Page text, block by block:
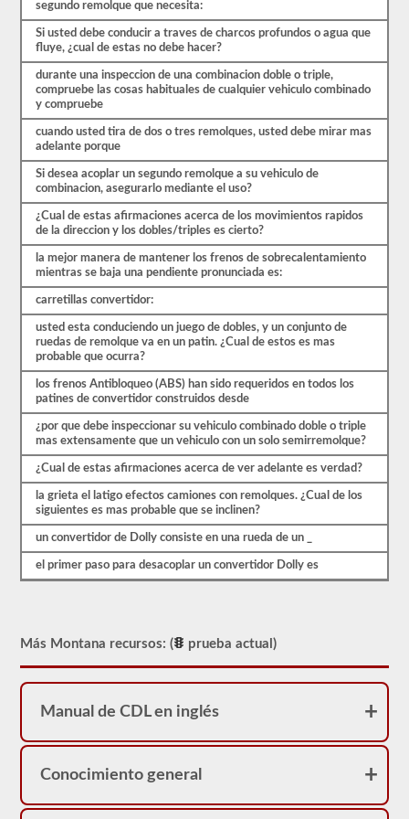
CDL.
El
examen
sí
tendrá
preguntas
de
opción
múltiple,
menos
80%
(16
de
20)
para
aprobar
examen
de
dobles
triples.
Nuestras
pruebas
práctica
CDL
basan
por
de
opción
múltiple
y
una
para
bien.
segundo remolque que necesita:
Si usted debe conducir a traves de charcos profundos o agua que
fluye, ¿cual de estas no debe hacer?
durante una inspeccion de una combinacion doble o triple,
compruebe las cosas habituales de cualquier vehiculo combinado
y compruebe
cuando usted tira de dos o tres remolques, usted debe mirar mas
adelante porque
Si desea acoplar un segundo remolque a su vehiculo de
combinacion, asegurarlo mediante el uso?
¿Cual de estas afirmaciones acerca de los movimientos rapidos
de la direccion y los dobles/triples es cierto?
la mejor manera de mantener los frenos de sobrecalentamiento
mientras se baja una pendiente pronunciada es:
carretillas convertidor:
usted esta conduciendo un juego de dobles, y un conjunto de
ruedas de remolque va en un patin. ¿Cual de estos es mas
probable que ocurra?
los frenos Antibloqueo (ABS) han sido requeridos en todos los
patines de convertidor construidos desde
¿por que debe inspeccionar su vehiculo combinado doble o triple
mas extensamente que un vehiculo con un solo semirremolque?
¿Cual de estas afirmaciones acerca de ver adelante es verdad?
la grieta el latigo efectos camiones con remolques. ¿Cual de los
siguientes es mas probable que se inclinen?
un convertidor de Dolly consiste en una rueda de un _
el primer paso para desacoplar un convertidor Dolly es
Más Montana recursos: ( prueba actual)
Manual de CDL en inglés
Conocimiento general